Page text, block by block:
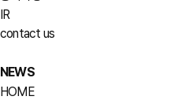
IR
contact us
NEWS
HOME